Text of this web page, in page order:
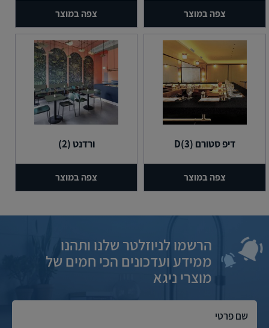
צפה במוצר צפה במוצר
דיפ סטורם (3)D
צפה במוצר
ורדנט (2)
צפה במוצר
הרשמו לניוזלטר שלנו ותהנו
ממידע ועדכונים הכי חמים של
מוצרי ניגא